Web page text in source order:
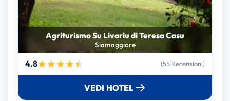
Agriturismo Su Livariu di Teresa Casu
Siamaggiore
4.8 (55 Recensioni)
VEDI HOTEL